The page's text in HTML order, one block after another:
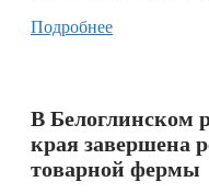
Подробнее
В Белоглинском
края завершена
товарной фермы